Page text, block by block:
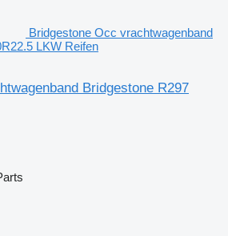
Bridgestone Occ vrachtwagenband
LKW Reifen
Bridgestone R297